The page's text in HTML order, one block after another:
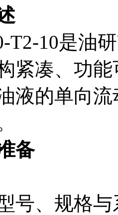
T2-10是油
紧凑、功
液的单向
备
号、规格